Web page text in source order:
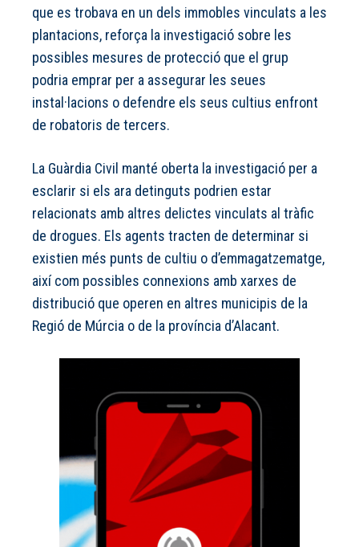
que es trobava en un dels immobles vinculats a les
plantacions, reforça la investigació sobre les
possibles mesures de protecció que el grup
podria emprar per a assegurar les seues
instal·lacions o defendre els seus cultius enfront
de robatoris de tercers.
La Guàrdia Civil manté oberta la investigació per a
esclarir si els ara detinguts podrien estar
relacionats amb altres delictes vinculats al tràfic
de drogues. Els agents tracten de determinar si
existien més punts de cultiu o d’emmagatzematge,
així com possibles connexions amb xarxes de
distribució que operen en altres municipis de la
Regió de Múrcia o de la província d’Alacant.